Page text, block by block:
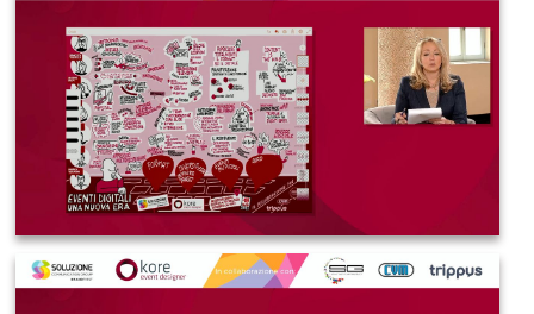
IMAGE 2021-03-19 08:38:37